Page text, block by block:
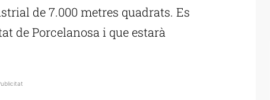
de 7.000 metres quadrats. Es
de Porcelanosa i que estarà